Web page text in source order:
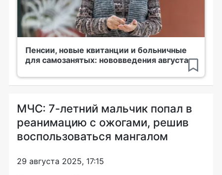
Пенсии, новые квитанции и больничные
для самозанятых: нововведения августа
МЧС: 7-летний мальчик попал в
реанимацию с ожогами, решив
воспользоваться мангалом
29 августа 2025, 17:15